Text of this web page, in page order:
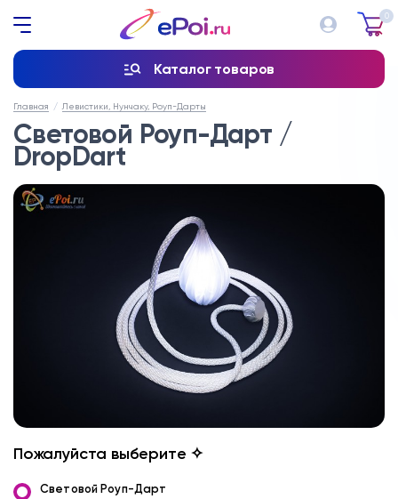
0
Каталог товаров
Главная Левистики, Нунчаку, Роуп-Дарты
Световой Роуп-Дарт /
DropDart
Пожалуйста выберите ✧
Световой Роуп-Дарт